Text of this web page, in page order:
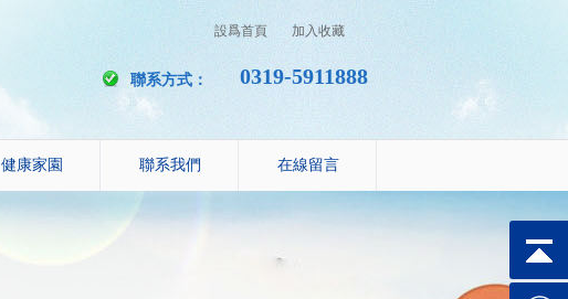
設爲首頁 加入收藏
聯系方式： 0319-5911888
健康家園 聯系我們 在線留言